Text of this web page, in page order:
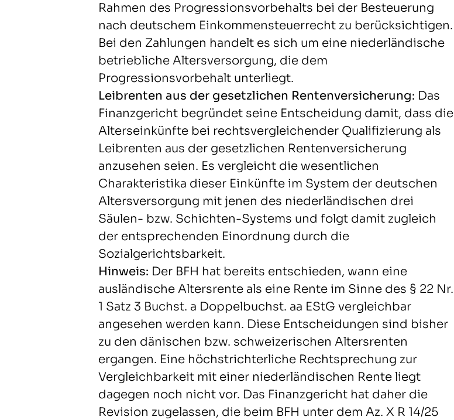
Rahmen des Progressionsvorbehalts bei der Besteuerung
nach deutschem Einkommensteuerrecht zu berücksichtigen.
Bei den Zahlungen handelt es sich um eine niederländische
betriebliche Altersversorgung, die dem
Progressionsvorbehalt unterliegt.
Leibrenten aus der gesetzlichen Rentenversicherung: Das
Finanzgericht begründet seine Entscheidung damit, dass die
Alterseinkünfte bei rechtsvergleichender Qualifizierung als
Leibrenten aus der gesetzlichen Rentenversicherung
anzusehen seien. Es vergleicht die wesentlichen
Charakteristika dieser Einkünfte im System der deutschen
Altersversorgung mit jenen des niederländischen drei
Säulen- bzw. Schichten-Systems und folgt damit zugleich
der entsprechenden Einordnung durch die
Sozialgerichtsbarkeit.
Hinweis: Der BFH hat bereits entschieden, wann eine
ausländische Altersrente als eine Rente im Sinne des § 22 Nr.
1 Satz 3 Buchst. a Doppelbuchst. aa EStG vergleichbar
angesehen werden kann. Diese Entscheidungen sind bisher
zu den dänischen bzw. schweizerischen Altersrenten
ergangen. Eine höchstrichterliche Rechtsprechung zur
Vergleichbarkeit mit einer niederländischen Rente liegt
dagegen noch nicht vor. Das Finanzgericht hat daher die
Revision zugelassen, die beim BFH unter dem Az. X R 14/25